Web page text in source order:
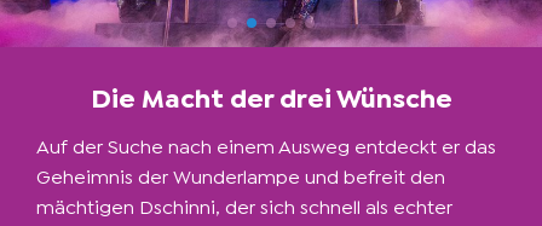
Die Macht der drei Wünsche
Auf der Suche nach einem Ausweg entdeckt er das
Geheimnis der Wunderlampe und befreit den
mächtigen Dschinni, der sich schnell als echter